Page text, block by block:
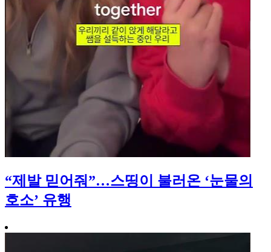
“제발 믿어줘”…스띵이 불러온 ‘눈물의
호소’ 유행